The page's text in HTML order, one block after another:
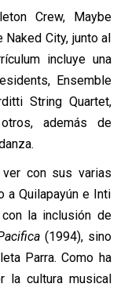
Crew, Maybe
Naked City, junto al
incluye una
Ensemble
String Quartet,
además de
con sus varias
a Quilapayún e Inti
la inclusión de
(1994), sino
Parra. Como ha
la cultura musical